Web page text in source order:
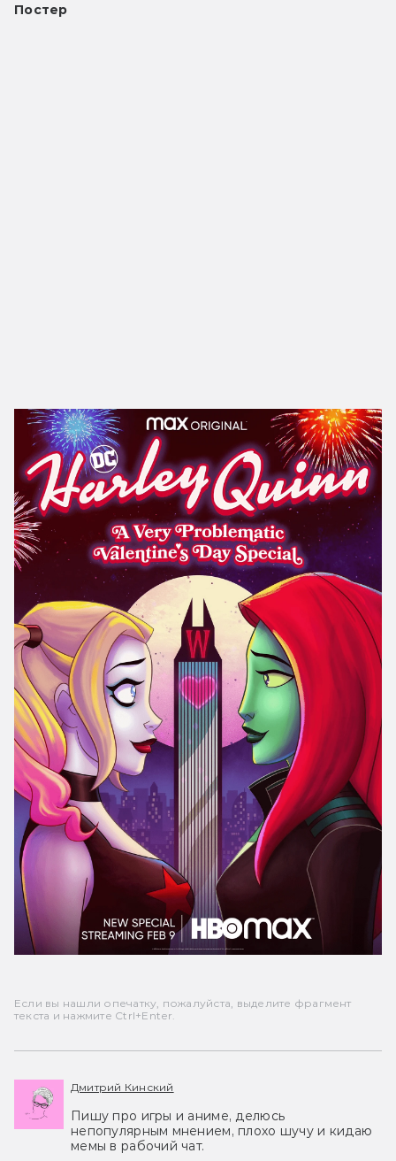
Постер
Если вы нашли опечатку, пожалуйста, выделите фрагмент
текста и нажмите Ctrl+Enter.
Дмитрий Кинский
Пишу про игры и аниме, делюсь
непопулярным мнением, плохо шучу и кидаю
мемы в рабочий чат.